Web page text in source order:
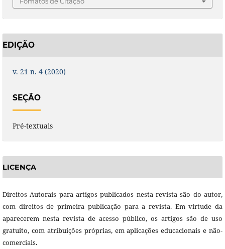
EDIÇÃO
v. 21 n. 4 (2020)
SEÇÃO
Pré-textuais
LICENÇA
Direitos Autorais para artigos publicados nesta revista são do autor,
com direitos de primeira publicação para a revista. Em virtude da
aparecerem nesta revista de acesso público, os artigos são de uso
gratuito, com atribuições próprias, em aplicações educacionais e não-
comerciais.